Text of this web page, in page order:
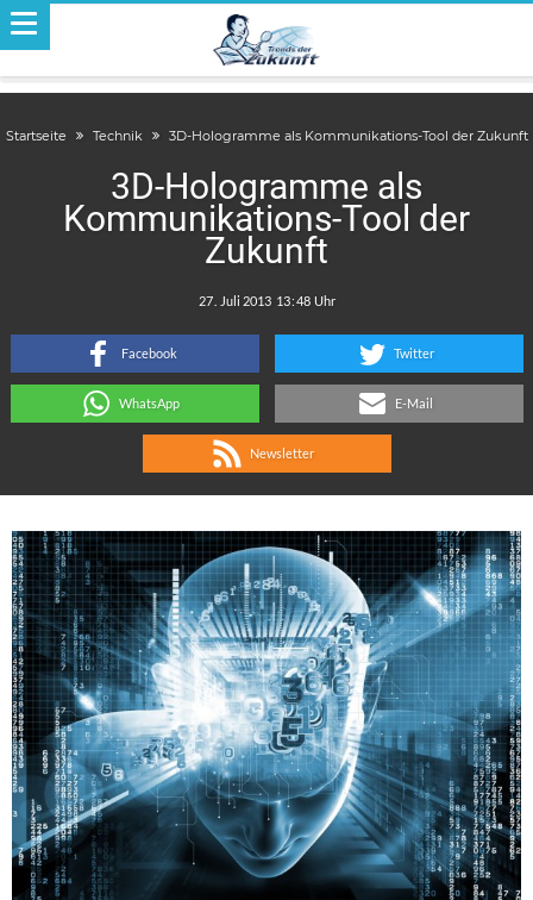
Startseite Technik 3D-Hologramme als Kommunikations-Tool der Zukunft
3D-Hologramme als
Kommunikations-Tool der
Zukunft
:
Facebook Twitter
WhatsApp E-Mail
Newsletter